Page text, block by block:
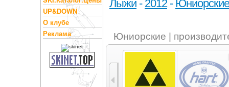
UP&DOWN
О клубе
Реклама
Лыжи - 2012- Юниорские
Юниорские |